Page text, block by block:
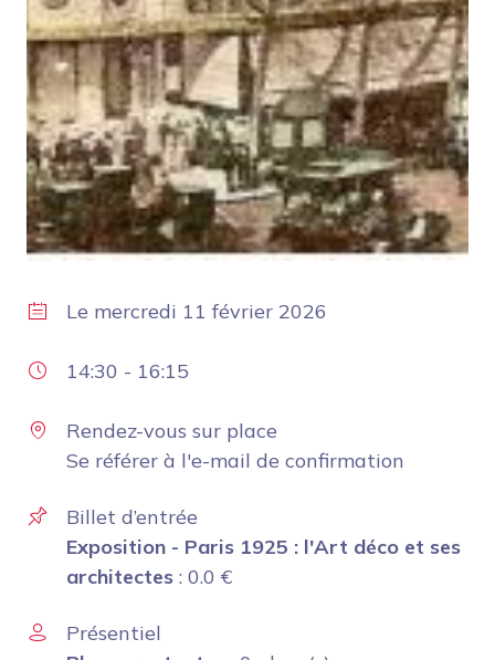
Le mercredi 11 février 2026
14:30 - 16:15
Rendez-vous sur place
Se référer à l'e-mail de confirmation
Billet d’entrée
Exposition - Paris 1925 : l'Art déco et ses
architectes : 0.0 €
Présentiel